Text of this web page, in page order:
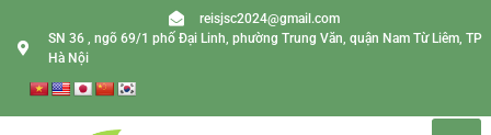
reisjsc2024@gmail.com
SN 36 , ngõ 69/1 phố Đại Linh, phường Trung Văn, quận Nam Từ Liêm, TP
Hà Nội